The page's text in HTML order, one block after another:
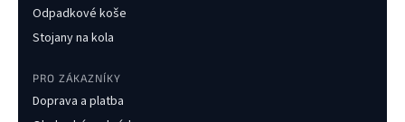
Odpadkové koše
Stojany na kola
PRO ZÁKAZNÍKY
Doprava a platba